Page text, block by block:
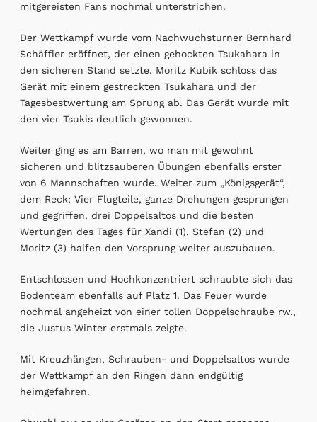
mitgereisten Fans nochmal unterstrichen.
Der Wettkampf wurde vom Nachwuchsturner Bernhard
Schäffler eröffnet, der einen gehockten Tsukahara in
den sicheren Stand setzte. Moritz Kubik schloss das
Gerät mit einem gestreckten Tsukahara und der
Tagesbestwertung am Sprung ab. Das Gerät wurde mit
den vier Tsukis deutlich gewonnen.
Weiter ging es am Barren, wo man mit gewohnt
sicheren und blitzsauberen Übungen ebenfalls erster
von 6 Mannschaften wurde. Weiter zum „Königsgerät“,
dem Reck: Vier Flugteile, ganze Drehungen gesprungen
und gegriffen, drei Doppelsaltos und die besten
Wertungen des Tages für Xandi (1), Stefan (2) und
Moritz (3) halfen den Vorsprung weiter auszubauen.
Entschlossen und Hochkonzentriert schraubte sich das
Bodenteam ebenfalls auf Platz 1. Das Feuer wurde
nochmal angeheizt von einer tollen Doppelschraube rw.,
die Justus Winter erstmals zeigte.
Mit Kreuzhängen, Schrauben- und Doppelsaltos wurde
der Wettkampf an den Ringen dann endgültig
heimgefahren.